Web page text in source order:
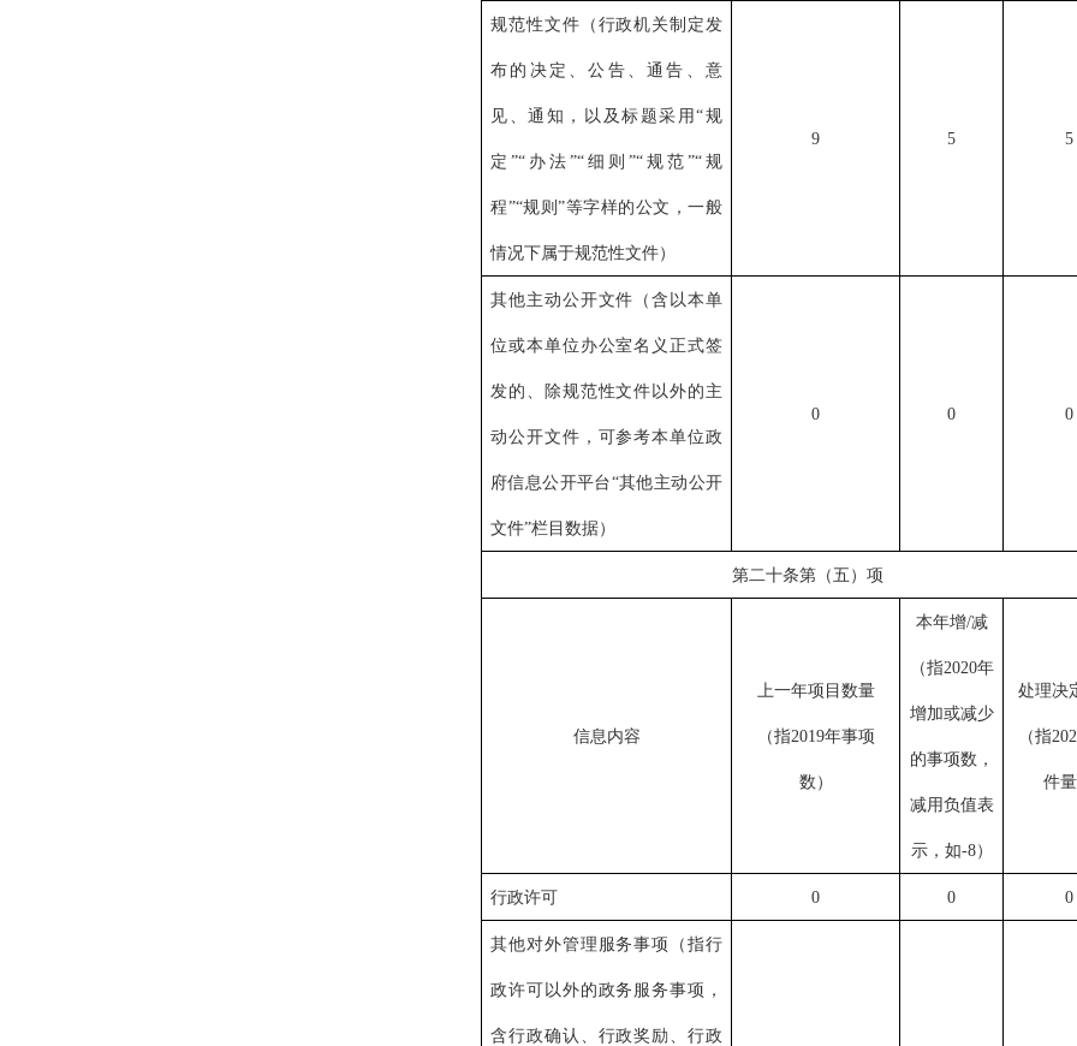
规范性文件（行政机关制定发
布的决定、公告、通告、意
见、通知，以及标题采用“规
定”“办法”“细则”“规范”“规
程”“规则”等字样的公文，一般
情况下属于规范性文件）
9 5 5
其他主动公开文件（含以本单
位或本单位办公室名义正式签
发的、除规范性文件以外的主
动公开文件，可参考本单位政
府信息公开平台“其他主动公开
文件”栏目数据）
0 0 0
第二十条第（五）项
信息内容
上一年项目数量
（指2019年事项
数 ）
本年增/减
（指2020年
增加或减少
的事项数，
减用负值表
示，如-8）
处理决
（指
件量
行政许可 0 0 0
其他对外管理服务事项 （指行
政许可以外的政务服务事项 ，
含行政确认、行政奖励、行政